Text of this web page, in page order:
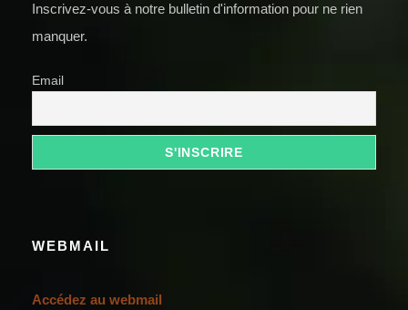
Inscrivez-vous à notre bulletin d'information pour ne rien
manquer.
Email
WEBMAIL
Accédez au webmail